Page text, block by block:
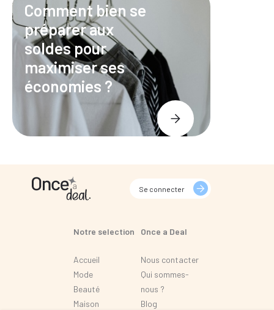
Comment bien se
préparer aux
soldes pour
maximiser ses
économies ?
Se connecter
Notre selection
Accueil
Mode
Beauté
Maison
Once a Deal
Nous contacter
Qui sommes-
nous ?
Blog